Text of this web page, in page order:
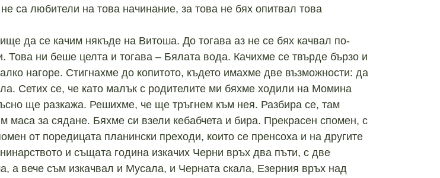
са любители на това начинание, за това не бях опитвал това
да се качим някъде на Витоша. До тогава аз не се бях качвал по-
ни беше целта и тогава – Бялата вода. Качихме се твърде бързо и
нагоре. Стигнахме до копитото, където имахме две възможности: да
Сетих се, че като малък с родителите ми бяхме ходили на Момина
ще разкажа. Решихме, че ще тръгнем към нея. Разбира се, там
за сядане. Бяхме си взели кебабчета и бира. Прекрасен спомен, с
от поредицата планински преходи, които се пренсоха и на другите
и същата година изкачих Черни връх два пъти, с две
а вече съм изкачвал и Мусала, и Черната скала, Езерния връх над